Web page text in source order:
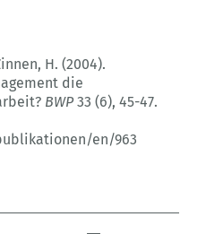
H. (2004).
die
BWP33 (6), 45-47.
en/963